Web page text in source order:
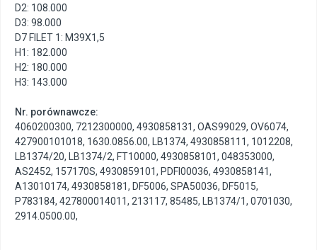
D2: 108.000
D3: 98.000
D7 FILET 1: M39X1,5
H1: 182.000
H2: 180.000
H3: 143.000
Nr. porównawcze:
4060200300, 7212300000, 4930858131, OAS99029, OV6074,
427900101018, 1630.0856.00, LB1374, 4930858111, 1012208,
LB1374/20, LB1374/2, FT10000, 4930858101, 048353000,
AS2452, 157170S, 4930859101, PDFI00036, 4930858141,
A13010174, 4930858181, DF5006, SPA50036, DF5015,
P783184, 427800014011, 213117, 85485, LB1374/1, 0701030,
2914.0500.00,